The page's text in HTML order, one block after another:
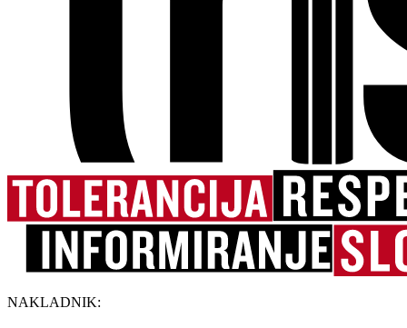
NAKLADNIK: